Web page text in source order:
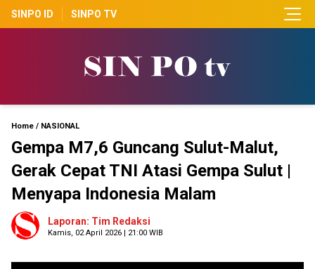
SINPO ID SINPO TV
Home / NASIONAL
Gempa M7,6 Guncang Sulut-Malut,
Gerak Cepat TNI Atasi Gempa Sulut |
Menyapa Indonesia Malam
Laporan: Tim Redaksi
Kamis, 02 April 2026 | 21:00 WIB